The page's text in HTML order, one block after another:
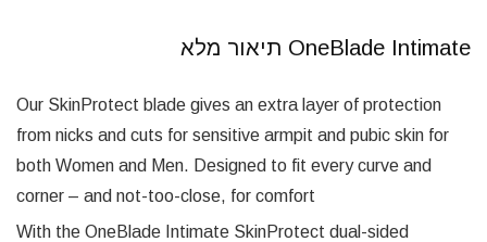
OneBlade Intimate תיאור מלא
Our SkinProtect blade gives an extra layer of protection
from nicks and cuts for sensitive armpit and pubic skin for
both Women and Men. Designed to fit every curve and
corner – and not-too-close, for comfort
With the OneBlade Intimate SkinProtect dual-sided